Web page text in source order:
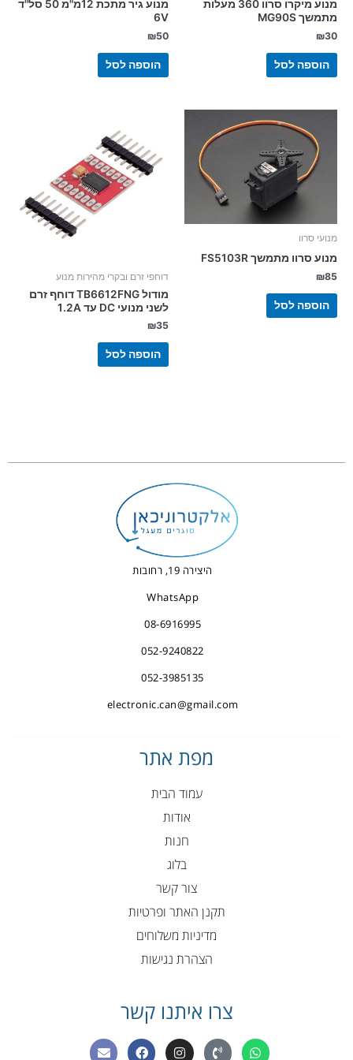
מנוע מיקרו סרוו 360 מעלות
מתמשך MG90S
₪30
הוספה לסל
מנוע גיר מתכת 12מ"מ 50 סל"ד
6V
₪50
הוספה לסל
מנועי סרוו
מנוע סרוו מתמשך FS5103R
₪85
הוספה לסל
דוחפי זרם ובקרי מהירות מנוע
מודול TB6612FNG דוחף זרם
לשני מנועי DC עד 1.2A
₪35
הוספה לסל
היצירה 19, רחובות
WhatsApp
08-6916995
052-9240822
052-3985135
electronic.can@gmail.com
מפת אתר
עמוד הבית
אודות
חנות
בלוג
צור קשר
תקנן האתר ופרטיות
מדיניות משלוחים
הצהרת נגישות
צרו איתנו קשר
W
P
I
F
E